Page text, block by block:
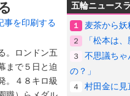
事を印刷する
。ロンドン五
まで５日と迫
。４８キロ級
五輪ニュース
１ 麦茶から
２ 「松本は
３
不思議ちゃ
の？」
４ 村田金に